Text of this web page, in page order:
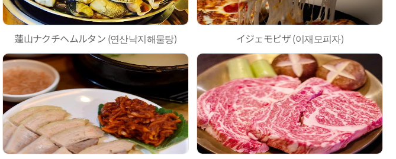
蓮山ナクチヘムルタン (연산낙지해물탕) イジェモピザ (이재모피자)